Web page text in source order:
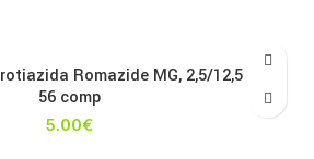
Romazide MG, 2,5/12,5 mg x
56 comp
5.00€